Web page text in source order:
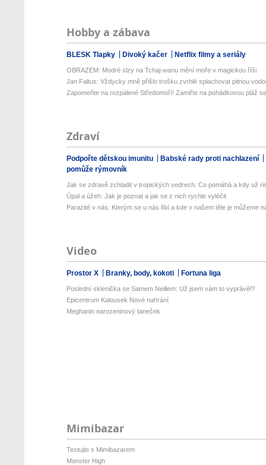
Hobby a zábava
BLESK Tlapky Divoký kačer Netflix filmy a seriály
OBRAZEM: Modré slzy na Tchaj-wanu mění moře v magickou říši
Jan Faltus: Vždycky mně přišlo trošku zvrhlé splachovat pitnou
Zapomeňte na rozpálené Středomoří! Zamiřte na pohádkovou pláž
Zdraví
Podpořte dětskou imunitu
Babské rady proti nachlazení
pomůže rýmovník
Jak se zdravě zchladit v tropických vedrech: Co pomáhá a kdy už
Úpal a úžeh: Jak je poznat a jak se z nich rychle vyléčit
Parazité v nás: Kterým se u nás líbí a kde v našem těle je můžeme
Video
Prostor X Branky, body, kokoti Fortuna liga
Poslední sklenička se Samem Neillem: Už jsem vám to vyprávěl?
Epicentrum Kalousek Nové nahrání
Meghanin narozeninový taneček
Mimibazar
Testujte s Mimibazarem
Monster High